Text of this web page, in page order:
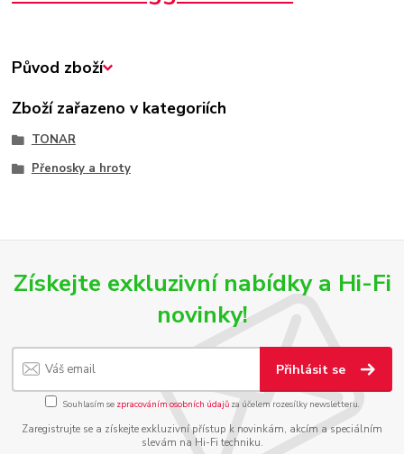
Původ zboží
Zboží zařazeno v kategoriích
TONAR
Přenosky a hroty
Získejte exkluzivní nabídky a Hi-Fi
novinky!
Přihlásit se
Souhlasím se zpracováním osobních údajůza účelem rozesílky newsletteru.
Zaregistrujte se a získejte exkluzivní přístup k novinkám, akcím a speciálním
slevám na Hi-Fi techniku.